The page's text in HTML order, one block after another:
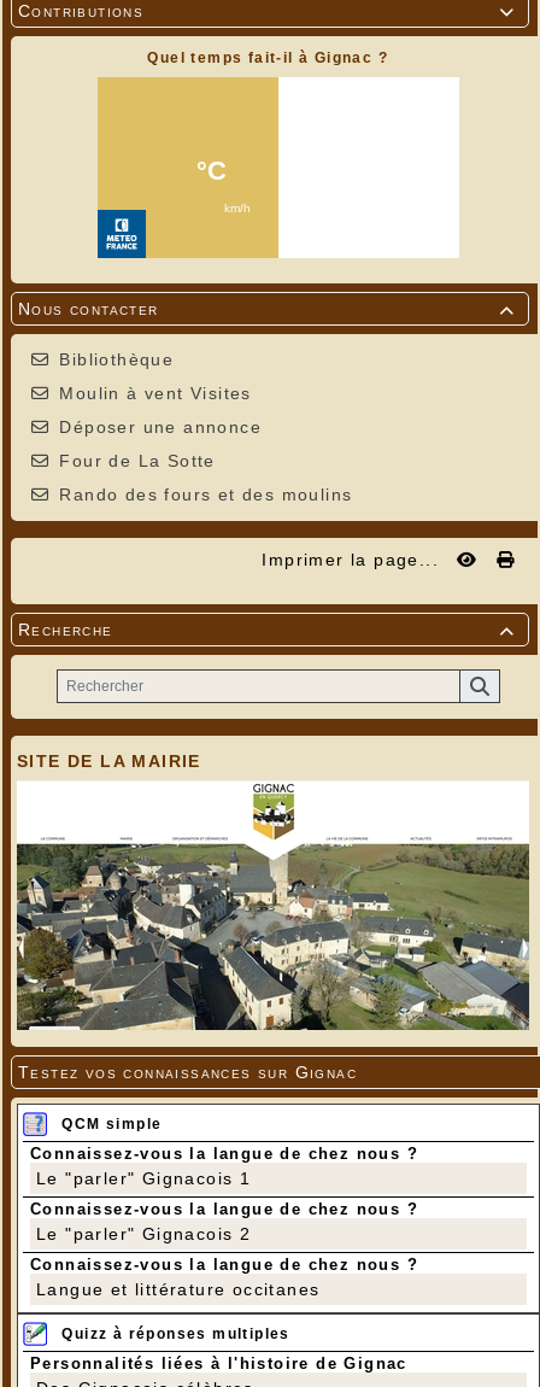

Contributions
Quel temps fait-il à Gignac ?

Nous contacter
Bibliothèque
Moulin à vent Visites
Déposer une annonce
Four de La Sotte
Rando des fours et des moulins
Imprimer la page...

Recherche
SITE DE LA MAIRIE
Testez vos connaissances sur Gignac
QCM simple
Connaissez-vous la langue de chez nous ?
Le "parler" Gignacois 1
Connaissez-vous la langue de chez nous ?
Le "parler" Gignacois 2
Connaissez-vous la langue de chez nous ?
Langue et littérature occitanes
Quizz à réponses multiples
Personnalités liées à l'histoire de Gignac